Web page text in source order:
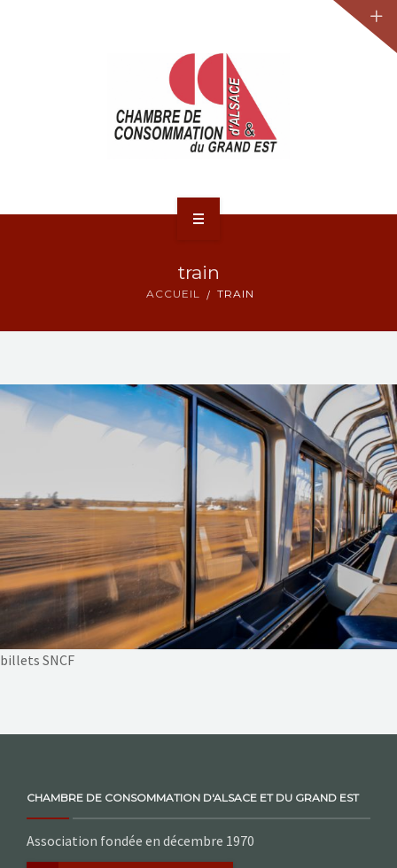
NOS ACTIONS
train
ACCUEIL TRAIN
billets SNCF
CHAMBRE DE CONSOMMATION D'ALSACE ET DU GRAND EST
Association fondée en décembre 1970